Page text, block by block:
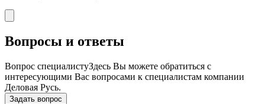
Вопросы и ответы
Вопрос специалистуЗдесь Вы можете обратиться с
интересующими Вас вопросами к специалистам компании
Деловая Русь.
Задать вопрос